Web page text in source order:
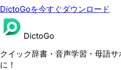
DictoGoを今すぐダウンロード
DictoGo
クイック辞書・音声学習・母語
に！